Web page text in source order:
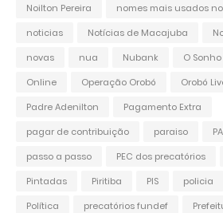
Noilton Pereira
nomes mais usados
noticias
Notícias de Macajuba
novas
nua Nubank O Sonho
Online
Operação Orobó Orobó
Padre Adenilton
Pagamento Extra
pagar de contribuição
paraiso
passo a passo
PEC dos precatórios
Pintadas
Piritiba PIS policia
Política
precatórios fundef